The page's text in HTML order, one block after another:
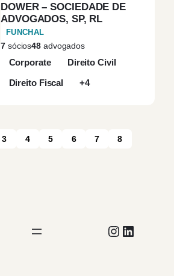
Contencioso
Contencioso
Administrativo
DOWER – SOCIEDADE DE
ADVOGADOS, SP, RL
FUNCHAL
7sócios48 advogados
Corporate
Direito Civil
Direito Fiscal
+4
3 4 5 6 7 8
Instagram
LinkedIn